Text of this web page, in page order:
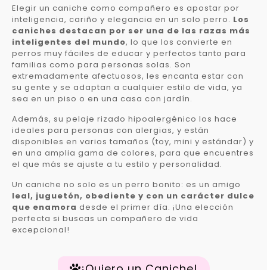
Elegir un caniche como compañero es apostar por
inteligencia, cariño y elegancia en un solo perro. Los
caniches destacan por ser una de las razas más
inteligentes del mundo, lo que los convierte en
perros muy fáciles de educar y perfectos tanto para
familias como para personas solas. Son
extremadamente afectuosos, les encanta estar con
su gente y se adaptan a cualquier estilo de vida, ya
sea en un piso o en una casa con jardín.
Además, su pelaje rizado hipoalergénico los hace
ideales para personas con alergias, y están
disponibles en varios tamaños (toy, mini y estándar) y
en una amplia gama de colores, para que encuentres
el que más se ajuste a tu estilo y personalidad.
Un caniche no solo es un perro bonito: es un amigo
leal, juguetón, obediente y con un carácter dulce
que enamora desde el primer día. ¡Una elección
perfecta si buscas un compañero de vida
excepcional!